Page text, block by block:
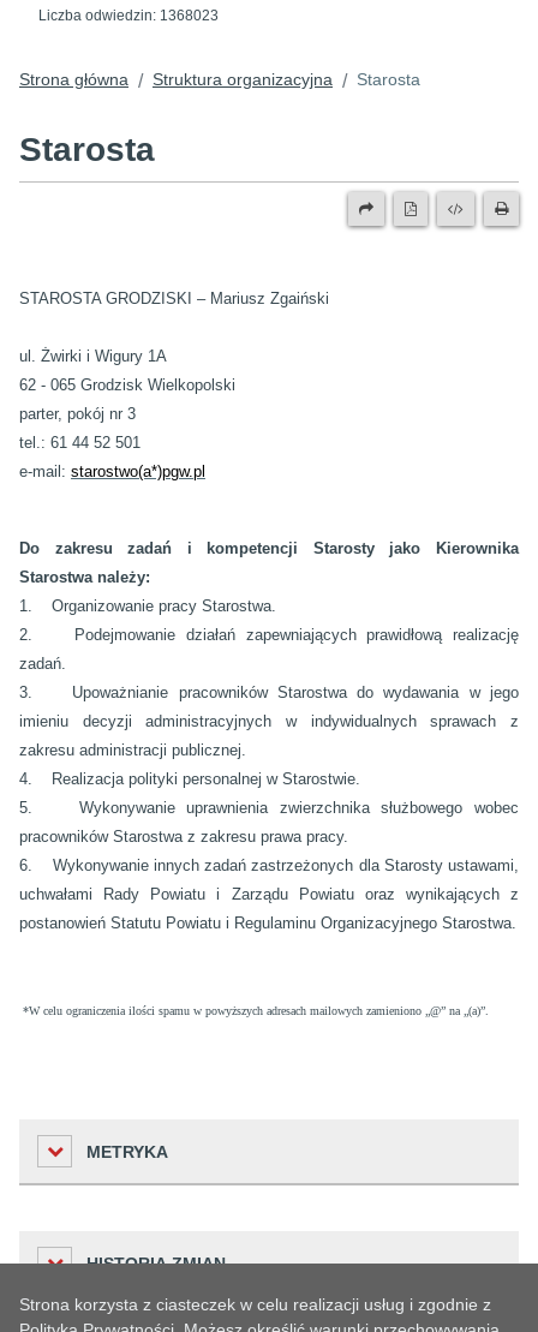
Liczba odwiedzin: 1368023
Strona główna / Struktura organizacyjna / Starosta
Starosta
STAROSTA GRODZISKI – Mariusz Zgaiński
ul. Żwirki i Wigury 1A
62 - 065 Grodzisk Wielkopolski
parter, pokój nr 3
tel.: 61 44 52 501
e-mail: starostwo(a*)pgw.pl
Do zakresu zadań i kompetencji Starosty jako Kierownika
Starostwa należy:
1. Organizowanie pracy Starostwa.
2. Podejmowanie działań zapewniających prawidłową realizację
zadań.
3. Upoważnianie pracowników Starostwa do wydawania w jego
imieniu decyzji administracyjnych w indywidualnych sprawach z
zakresu administracji publicznej.
4. Realizacja polityki personalnej w Starostwie.
5. Wykonywanie uprawnienia zwierzchnika służbowego wobec
pracowników Starostwa z zakresu prawa pracy.
6. Wykonywanie innych zadań zastrzeżonych dla Starosty ustawami,
uchwałami Rady Powiatu i Zarządu Powiatu oraz wynikających z
postanowień Statutu Powiatu i Regulaminu Organizacyjnego Starostwa.
*W celu ograniczenia ilości spamu w powyższych adresach mailowych zamieniono @” na „(a)”.
METRYKA
Liczba odwiedzin
5413
Podmiot udostępniający informację
HISTORIA ZMIAN
Strona korzysta z ciasteczek w celu realizacji usług i zgodnie z